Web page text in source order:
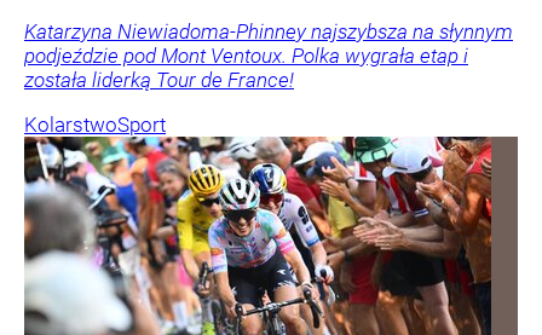
Katarzyna Niewiadoma-Phinney najszybsza na słynnym
podjeździe pod Mont Ventoux. Polka wygrała etap i
została liderką Tour de France!
KolarstwoSport